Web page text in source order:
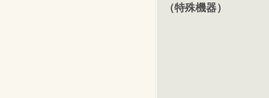
（特殊機器）